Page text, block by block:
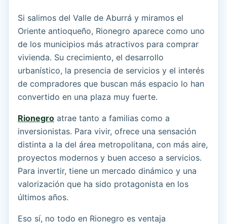
Si salimos del Valle de Aburrá y miramos el
Oriente antioqueño, Rionegro aparece como uno
de los municipios más atractivos para comprar
vivienda. Su crecimiento, el desarrollo
urbanístico, la presencia de servicios y el interés
de compradores que buscan más espacio lo han
convertido en una plaza muy fuerte.
Rionegro atrae tanto a familias como a
inversionistas. Para vivir, ofrece una sensación
distinta a la del área metropolitana, con más aire,
proyectos modernos y buen acceso a servicios.
Para invertir, tiene un mercado dinámico y una
valorización que ha sido protagonista en los
últimos años.
Eso sí, no todo en Rionegro es ventaja